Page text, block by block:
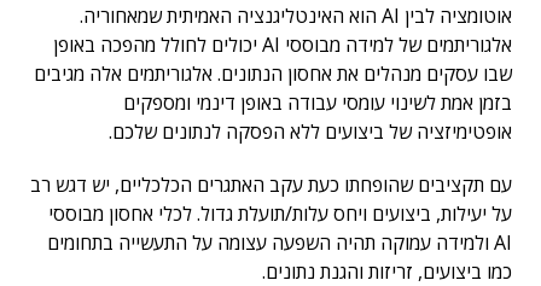
אוטומציה לבין AI הוא האינטליגנציה האמיתית שמאחוריה.
אלגוריתמים של למידה מבוססי AI יכולים לחולל מהפכה באופן
שבו עסקים מנהלים את אחסון הנתונים. אלגוריתמים אלה מגיבים
בזמן אמת לשינוי עומסי עבודה באופן דינמי ומספקים
אופטימיזציה של ביצועים ללא הפסקה לנתונים שלכם.
עם תקציבים שהופחתו כעת עקב האתגרים הכלכליים, יש דגש רב
על יעילות, ביצועים ויחס עלות/תועלת גדול. לכלי אחסון מבוססי
AI ולמידה עמוקה תהיה השפעה עצומה על התעשייה בתחומים
כמו ביצועים, זריזות והגנת נתונים.